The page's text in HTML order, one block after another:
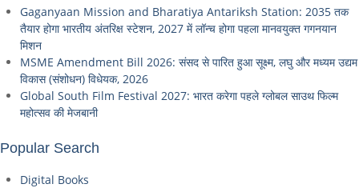
Gaganyaan Mission and Bharatiya Antariksh Station: 2035 तक
तैयार होगा भारतीय अंतरिक्ष स्टेशन, 2027 में लॉन्च होगा पहला मानवयुक्त गगनयान
मिशन
MSME Amendment Bill 2026: संसद से पारित हुआ सूक्ष्म, लघु और मध्यम उद्यम
विकास (संशोधन) विधेयक, 2026
Global South Film Festival 2027: भारत करेगा पहले ग्लोबल साउथ फिल्म
महोत्सव की मेजबानी
Popular Search
Digital Books